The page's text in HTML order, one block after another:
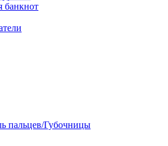
банкнот
пальцев/Губочницы